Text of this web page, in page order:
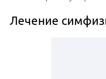
Лечение